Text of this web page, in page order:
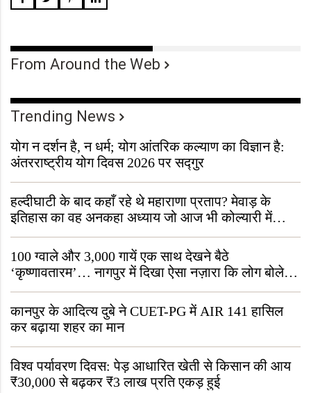
From Around the Web
Trending News
योग न दर्शन है, न धर्म; योग आंतरिक कल्याण का विज्ञान है:
अंतरराष्ट्रीय योग दिवस 2026 पर सद्गुर
हल्दीघाटी के बाद कहाँ रहे थे महाराणा प्रताप? मेवाड़ के
इतिहास का वह अनकहा अध्याय जो आज भी कोल्यारी में
जीवित है
100 ग्वाले और 3,000 गायें एक साथ देखने बैठे
‘कृष्णावतारम’… नागपुर में दिखा ऐसा नज़ारा कि लोग बोले,
“ऐसा तो सिर्फ़ कृष्ण ही कर सकते हैं”
कानपुर के आदित्य दुबे ने CUET-PG में AIR 141 हासिल
कर बढ़ाया शहर का मान
विश्व पर्यावरण दिवस: पेड़ आधारित खेती से किसान की आय
₹30,000 से बढ़कर ₹3 लाख प्रति एकड़ हुई